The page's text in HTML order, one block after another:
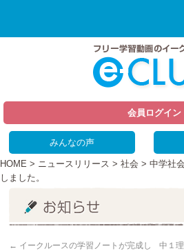
会員ログイン
みんなの声
HOME > ニュースリリース > 社会 > 中学社
しました。
← イークルースの学習ノートが完成し
中１